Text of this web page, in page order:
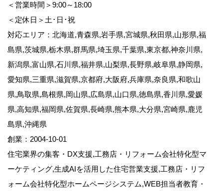
＜営業時間＞9:00～18:00
＜定休日＞土･日･祝
対応エリア：北海道,青森県,岩手県,宮城県,秋田県,山形県,福
島県,茨城県,栃木県,群馬県,埼玉県,千葉県,東京都,神奈川県,
新潟県,富山県,石川県,福井県,山梨県,長野県,岐阜県,静岡県,
愛知県,三重県,滋賀県,京都府,大阪府,兵庫県,奈良県,和歌山
県,鳥取県,島根県,岡山県,広島県,山口県,徳島県,香川県,愛媛
県,高知県,福岡県,佐賀県,長崎県,熊本県,大分県,宮崎県,鹿児
島県,沖縄県
創業：2004-10-01
住宅業界の集客・DX支援,工務店・リフォーム会社特化型マ
ーケティング,生成AIを活用した住宅営業支援,工務店・リフ
ォーム会社特化型ホームページシステム,WEB担当者教育・